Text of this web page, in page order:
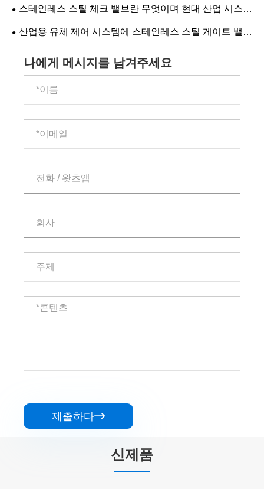
스테인레스 스틸 체크 밸브란 무엇이며 현대 산업 시스템
에 필수적인 이유는 무엇입니까?
산업용 유체 제어 시스템에 스테인레스 스틸 게이트 밸브
나에게 메시지를 남겨주세요
제출하다
신제품